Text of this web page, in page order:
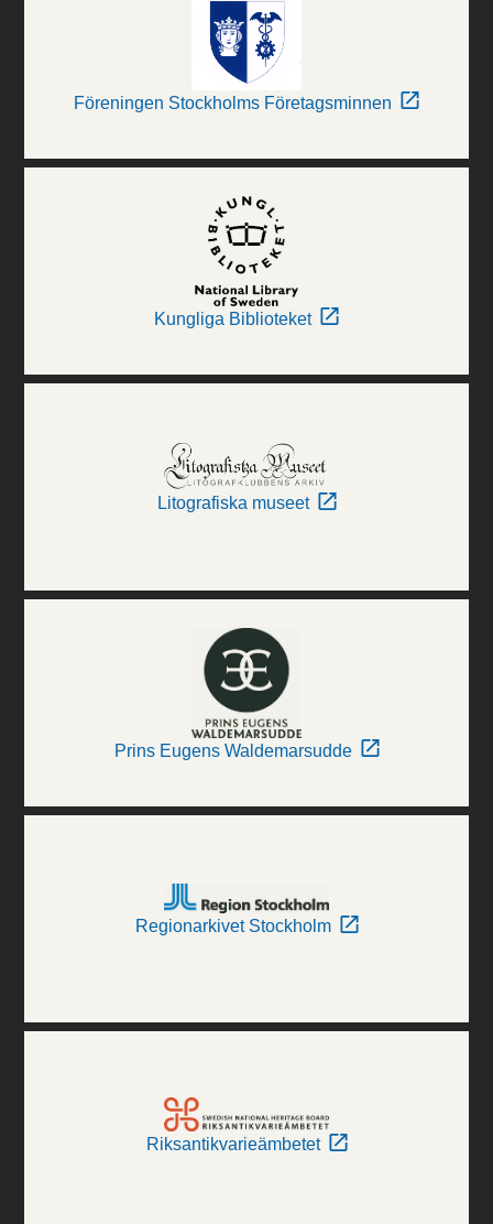
Föreningen Stockholms Företagsminnen
Kungliga Biblioteket
Litografiska museet
Prins Eugens Waldemarsudde
Regionarkivet Stockholm
Riksantikvarieämbetet